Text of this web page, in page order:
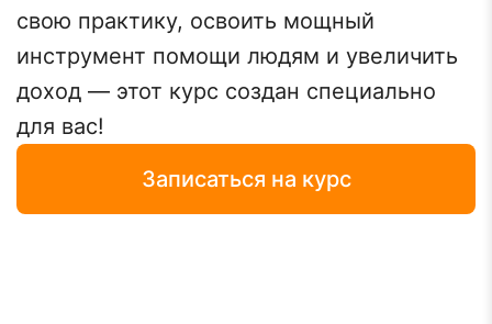
свою практику, освоить мощный
инструмент помощи людям и увеличить
доход — этот курс создан специально
для вас!
Записаться на курс